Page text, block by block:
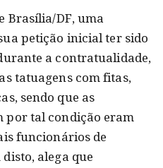
Brasília/DF, uma
petição inicial ter sido
a contratualidade,
tatuagens com fitas,
sendo que as
por tal condição eram
funcionários de
alega que